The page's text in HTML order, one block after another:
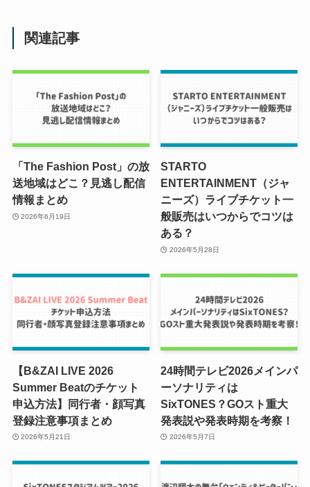
関連記事
「The Fashion Post」の放
送地域はどこ？見逃し配信
情報まとめ
2026年6月19日
STARTO
ENTERTAINMENT（ジャ
ニーズ）ライブチケット一
般販売はいつからでコツは
ある？
2026年5月28日
【B&ZAI LIVE 2026
Summer Beatのチケット
申込方法】同行者・顔写真
登録注意事項まとめ
2026年5月21日
24時間テレビ2026メインパ
ーソナリティは
SixTONES？GOスト重大
発表説や発表時期を考察！
2026年5月7日